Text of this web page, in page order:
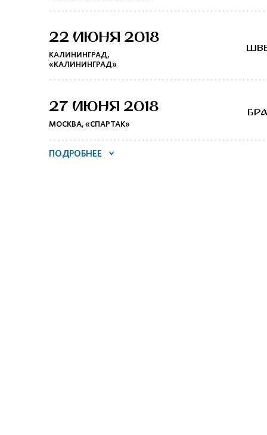
22 ИЮНЯ 2018
КАЛИНИНГРАД,
«КАЛИНИНГРАД»
27 ИЮНЯ 2018
МОСКВА, «СПАРТАК»
ПОДРОБНЕЕ